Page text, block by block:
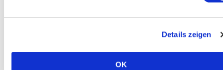
Details zeigen
OK
Foto: Future Experience Forum